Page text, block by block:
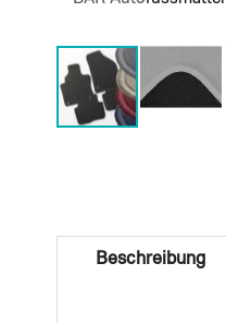
of
Beschreibung